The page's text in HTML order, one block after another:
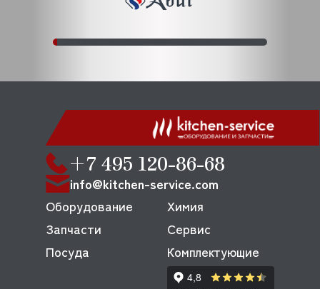
+7 495 120-86-68
info@kitchen-service.com
Оборудование
Запчасти
Посуда
Химия
Сервис
Комплектующие